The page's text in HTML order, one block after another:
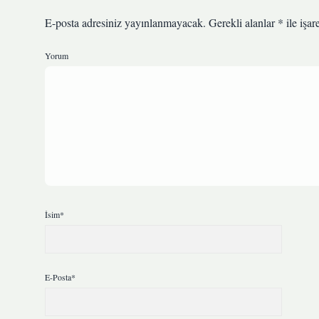
E-posta adresiniz yayınlanmayacak. Gerekli alanlar* ile
Yorum
İsim*
E-Posta*